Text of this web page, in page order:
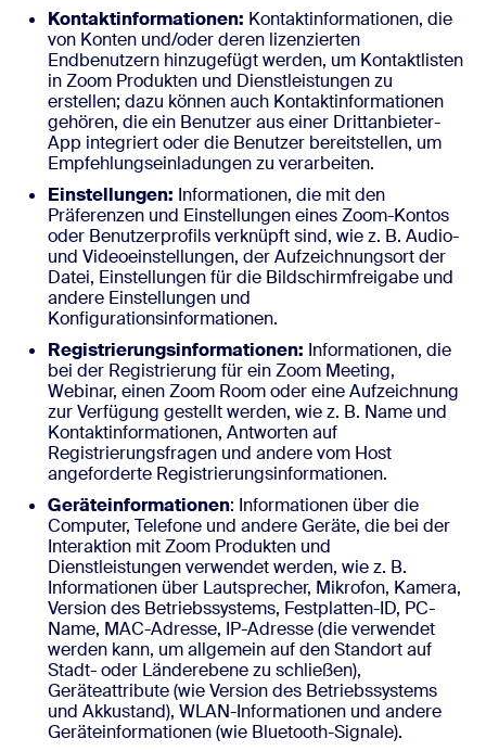
Kontaktinformationen: Kontaktinformationen, die
von Konten und/oder deren lizenzierten
Endbenutzern hinzugefügt werden, um Kontaktlisten
in Zoom Produkten und Dienstleistungen zu
erstellen; dazu können auch Kontaktinformationen
gehören, die ein Benutzer aus einer Drittanbieter-
App integriert oder die Benutzer bereitstellen, um
Empfehlungseinladungen zu verarbeiten.
Einstellungen: Informationen, die mit den
Präferenzen und Einstellungen eines Zoom-Kontos
oder Benutzerprofils verknüpft sind, wie z. B. Audio-
und Videoeinstellungen, der Aufzeichnungsort der
Datei, Einstellungen für die Bildschirmfreigabe und
andere Einstellungen und
Konfigurationsinformationen.
Registrierungsinformationen: Informationen, die
bei der Registrierung für ein Zoom Meeting,
Webinar, einen Zoom Room oder eine Aufzeichnung
zur Verfügung gestellt werden, wie z. B. Name und
Kontaktinformationen, Antworten auf
Registrierungsfragen und andere vom Host
angeforderte Registrierungsinformationen.
Geräteinformationen: Informationen über die
Computer, Telefone und andere Geräte, die bei der
Interaktion mit Zoom Produkten und
Dienstleistungen verwendet werden, wie z. B.
Informationen über Lautsprecher, Mikrofon, Kamera,
Version des Betriebssystems, Festplatten-ID, PC-
Name, MAC-Adresse, IP-Adresse (die verwendet
werden kann, um allgemein auf den Standort auf
Stadt- oder Länderebene zu schließen),
Geräteattribute (wie Version des Betriebssystems
und Akkustand), WLAN-Informationen und andere
Geräteinformationen (wie Bluetooth-Signale).